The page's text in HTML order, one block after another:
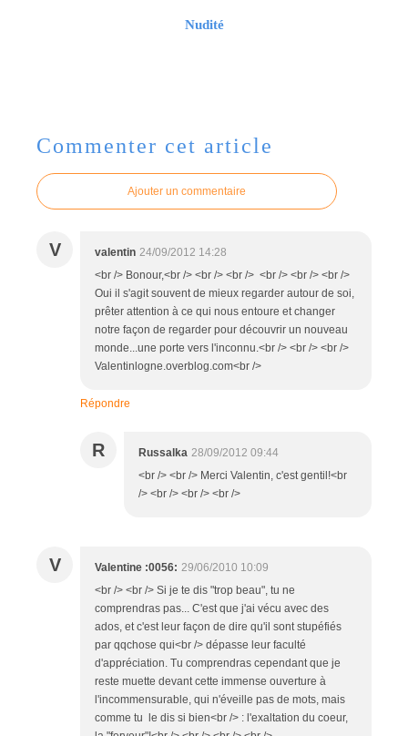
Nudité
Commenter cet article
Ajouter un commentaire
V valentin 24/09/2012 14:28
<br /> Bonour,<br /> <br /> <br /> <br /> <br /> <br />
Oui il s'agit souvent de mieux regarder autour de soi,
prêter attention à ce qui nous entoure et changer
notre façon de regarder pour découvrir un nouveau
monde...une porte vers l'inconnu.<br /> <br /> <br />
Valentinlogne.overblog.com<br />
Répondre
R Russalka 28/09/2012 09:44
<br /> <br /> Merci Valentin, c'est gentil!<br
/> <br /> <br /> <br />
V Valentine :0056: 29/06/2010 10:09
<br /> <br /> Si je te dis "trop beau", tu ne
comprendras pas... C'est que j'ai vécu avec des
ados, et c'est leur façon de dire qu'il sont stupéfiés
par qqchose qui<br /> dépasse leur faculté
d'appréciation. Tu comprendras cependant que je
reste muette devant cette immense ouverture à
l'incommensurable, qui n'éveille pas de mots, mais
comme tu le dis si bien<br /> : l'exaltation du coeur,